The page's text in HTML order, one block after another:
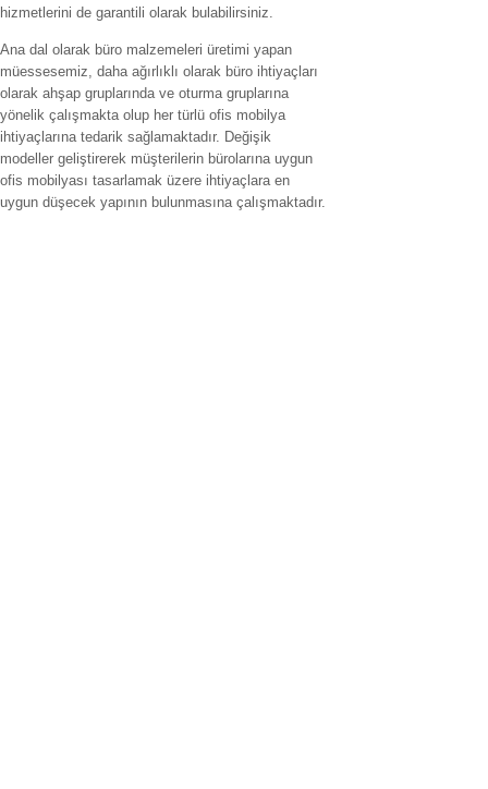
hizmetlerini de garantili olarak bulabilirsiniz.
Ana dal olarak büro malzemeleri üretimi yapan
müessesemiz, daha ağırlıklı olarak büro ihtiyaçları
olarak ahşap gruplarında ve oturma gruplarına
yönelik çalışmakta olup her türlü ofis mobilya
ihtiyaçlarına tedarik sağlamaktadır. Değişik
modeller geliştirerek müşterilerin bürolarına uygun
ofis mobilyası tasarlamak üzere ihtiyaçlara en
uygun düşecek yapının bulunmasına çalışmaktadır.